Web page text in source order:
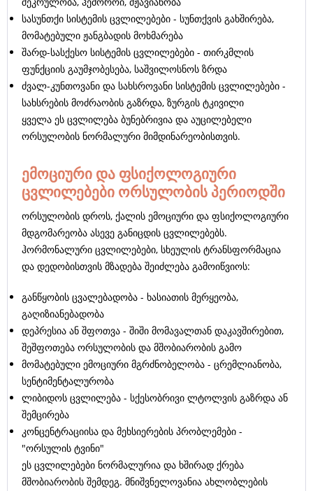
სასუნთქი სისტემის ცვლილებები - სუნთქვის გახშირება,
მომატებული ჟანგბადის მოხმარება
შარდ-სასქესო სისტემის ცვლილებები - თირკმლის
ფუნქციის გაუმჯობესება, საშვილოსნოს ზრდა
ძვალ-კუნთოვანი და სახსროვანი სისტემის ცვლილებები -
სახსრების მოძრაობის გაზრდა, ზურგის ტკივილი
ყველა ეს ცვლილება ბუნებრივია და აუცილებელი
ორსულობის ნორმალური მიმდინარეობისთვის.
ემოციური და ფსიქოლოგიური
ცვლილებები ორსულობის პერიოდში
ორსულობის დროს, ქალის ემოციური და ფსიქოლოგიური
მდგომარეობა ასევე განიცდის ცვლილებებს.
ჰორმონალური ცვლილებები, სხეულის ტრანსფორმაცია
და დედობისთვის მზადება შეიძლება გამოიწვიოს:
განწყობის ცვალებადობა - ხასიათის მერყეობა,
გაღიზიანებადობა
დეპრესია ან შფოთვა - შიში მომავალთან დაკავშირებით,
შეშფოთება ორსულობის და მშობიარობის გამო
მომატებული ემოციური მგრძნობელობა - ცრემლიანობა,
სენტიმენტალურობა
ლიბიდოს ცვლილება - სქესობრივი ლტოლვის გაზრდა ან
შემცირება
კონცენტრაციისა და მეხსიერების პრობლემები -
"ორსულის ტვინი"
ეს ცვლილებები ნორმალურია და ხშირად ქრება
მშობიარობის შემდეგ. მნიშვნელოვანია ახლობლების